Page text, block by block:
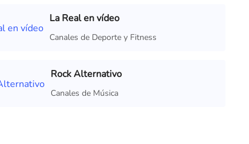
La Real en vídeo
Canales de Deporte y Fitness
Rock Alternativo
Canales de Música